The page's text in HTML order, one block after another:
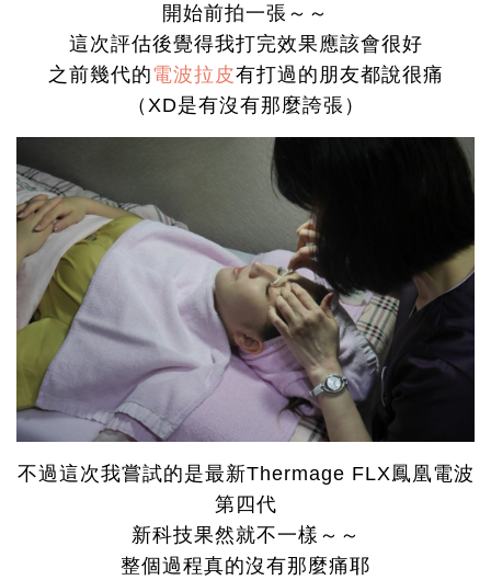
開始前拍一張～～
這次評估後覺得我打完效果應該會很好
之前幾代的電波拉皮有打過的朋友都說很痛
（XD是有沒有那麼誇張）
不過這次我嘗試的是最新Thermage FLX鳳凰電波
第四代
新科技果然就不一樣～～
整個過程真的沒有那麼痛耶